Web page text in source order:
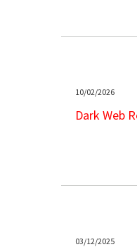
10/02/2026
Dark Web
03/12/2025